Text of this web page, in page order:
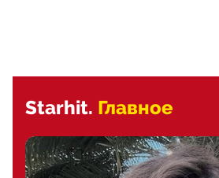
Starhit. Главное